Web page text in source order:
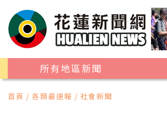
所有地區新聞
首頁 / 各類最速報 / 社會新聞